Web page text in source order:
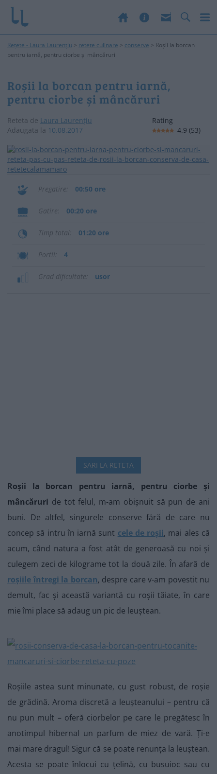
Rețete - Laura Laurențiu > retete culinare > conserve > Roșii la borcan
pentru iarnă, pentru ciorbe și mâncăruri
Roșii la borcan pentru iarnă,
pentru ciorbe și mâncăruri
Reteta de Laura Laurențiu
Adaugata la 10.08.2017
Rating
4.9 (53)
Pregatire 00:50 ore
Gatire 00:20 ore
Timp total 01:20 ore
Portii 4
Grad dificultate usor
SARI LA RETETA
Roșii la borcan pentru iarnă, pentru ciorbe și
mâncăruri de tot felul, m-am obișnuit să pun de ani
buni. De altfel, singurele conserve fără de care nu
concep să intru în iarnă sunt cele de roșii, mai ales că
acum, când natura a fost atât de generoasă cu noi și
culegem zeci de kilograme tot la două zile. În afară de
roșiile întregi la borcan, despre care v-am povestit nu
demult, fac și această variantă cu roșii tăiate, în care
mie îmi place să adaug un pic de leuștean.
Roșiile astea sunt minunate, cu gust robust, de roșie
de grădină. Aroma discretă a leușteanului – pentru că
nu pun mult – oferă ciorbelor pe care le pregătesc în
anotimpul hibernal un parfum de miez de vară. Ți-e
mai mare dragul! Sigur că se poate renunța la leuștean.
Acesta se poate înlocui cu țelină, cu busuioc sau cu